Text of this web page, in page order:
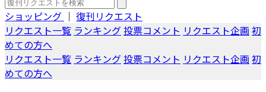
ショッピング ｜ 復刊リクエスト
リクエスト一覧 ランキング投票コメント リクエスト企画 初
めての方へ
リクエスト一覧 ランキング投票コメント リクエスト企画 初
めての方へ